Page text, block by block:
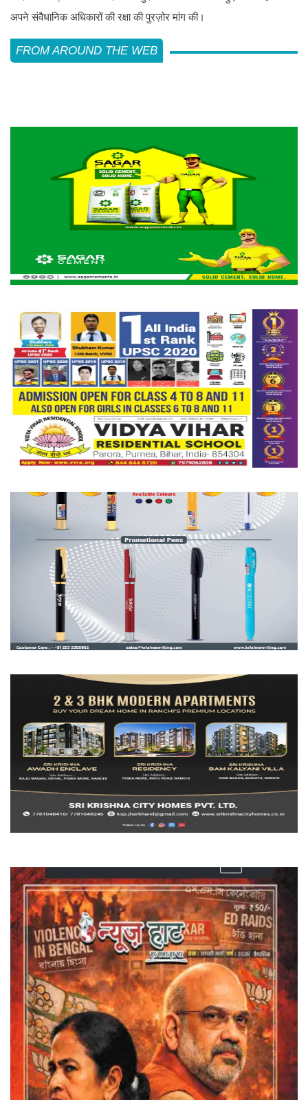
अपने संवैधानिक अधिकारों की रक्षा की पुरज़ोर मांग की।
FROM AROUND THE WEB